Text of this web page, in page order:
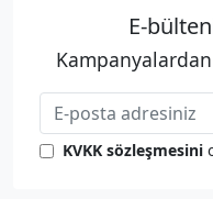
E-
KVKK sözleşmesini